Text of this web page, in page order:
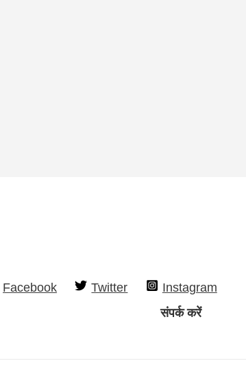
Facebook Twitter
Instagram
संपर्क करें